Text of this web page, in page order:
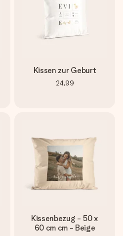
Kissen zur Geburt
24,99
Kissenbezug - 50 x
60 cm cm - Beige